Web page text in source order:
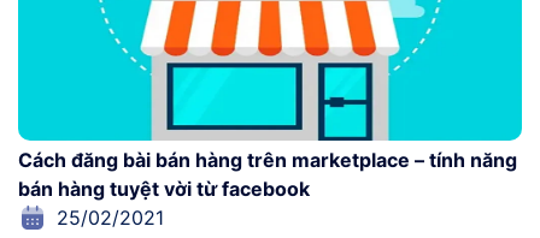
Cách đăng bài bán hàng trên marketplace – tính năng
bán hàng tuyệt vời từ facebook
25/02/2021